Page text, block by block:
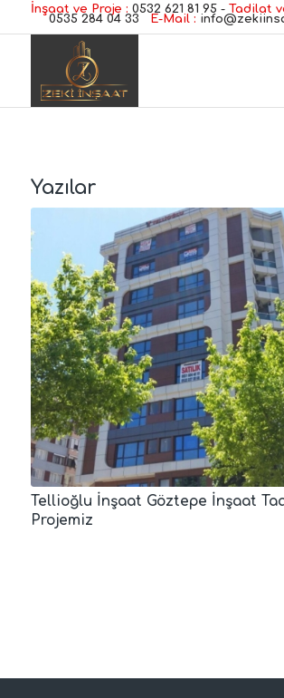
İnşaat ve Proje : 0532 621 81 95 - Tadilat
0535 284 04 33 E-Mail :
Yazılar
Tellioğlu İnşaat Göztepe İnşaat
Projemiz